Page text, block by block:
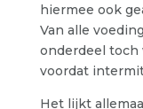
hiermee ook
Van alle
onderdeel toch
voordat
Het lijkt